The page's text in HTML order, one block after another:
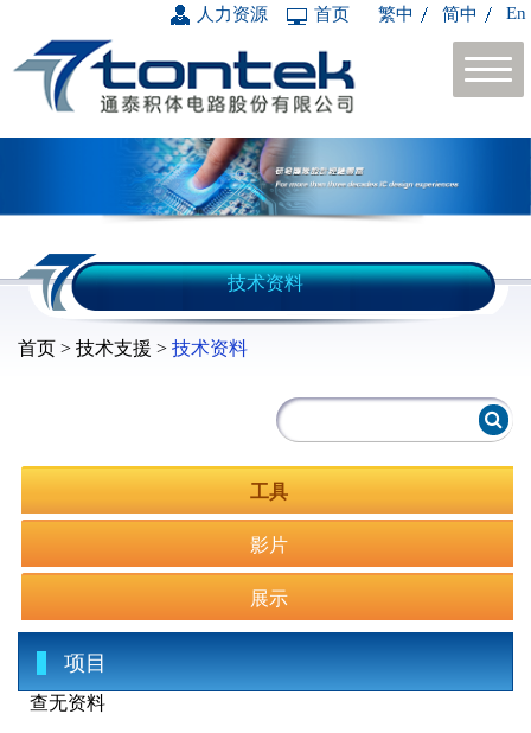
繁中 简中 En
人力资源 首页
技术资料
首页 > 技术支援 > 技术资料
工具
影片
展示
项目
查无资料